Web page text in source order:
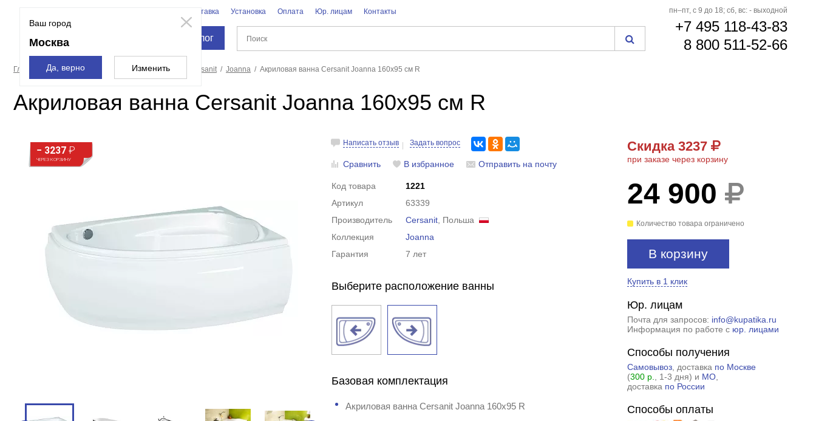
Ваш город
Москва
Да, верно Изменить
Доставка Установка Оплата Юр. лицам Контакты
Каталог
пн–пт, с 9 до 18; сб, вс: - выходной
+7 495 118-43-83
8 800 511-52-66
Главная страница Акриловые ванны Cersanit Joanna Акриловая ванна Cersanit Joanna 160x95 см R
Акриловая ванна Cersanit Joanna 160x95 см R
− 3237 ₽
ЧЕРЕЗ КОРЗИНУ
Написать отзыв Задать вопрос
Сравнить В избранное Отправить на почту
Код товара
1221
Артикул
63339
Производитель
Cersanit , Польша
Коллекция
Joanna
Гарантия
7 лет
Выберите расположение ванны
Базовая комплектация
Акриловая ванна Cersanit Joanna 160x95 R
Скидка 3237
при заказе через корзину
24 900
Количество товара ограничено
В корзину
Купить в 1 клик
Юр. лицам
Почта для запросов: info@kupatika.ru
Информация по работе с юр. лицами
Способы получения
Самовывоз, доставка по Москве
(300 р. , 1-3 дня) и МО,
доставка по России
Способы оплаты